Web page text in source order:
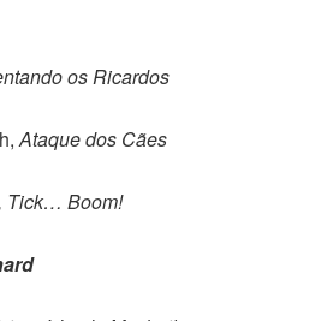
os Ricardos
Ataque dos Cães
Tick… Boom!